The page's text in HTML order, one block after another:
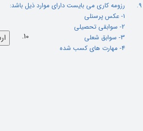
رزومه کاری می بایست دارای موارد ذیل باشد:
1- عکس پرسنلی
2- سوابقی تحصیلی
3- سوابق شعلی
4- مهارت های کسب شده